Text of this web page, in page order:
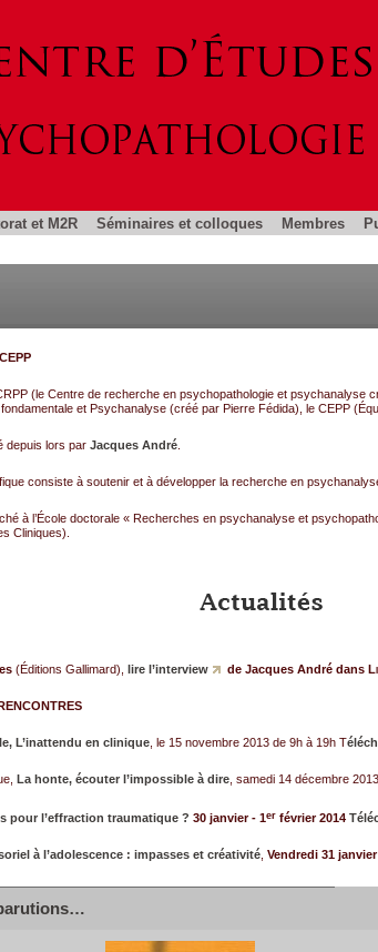
et M2R Séminaires et colloques Membres
(le Centre de recherche en psychopathologie et psychanalyse
et Psychanalyse (créé par Pierre Fédida), le CEPP
depuis lors par Jacques André
consiste à soutenir et à développer la recherche en
à l’École doctorale « Recherches en psychanalyse et
Cliniques).
(Éditions Gallimard), lire l’interview de Jacques André dans
L’inattendu en clinique , le 15 novembre 2013 de 9h à 19h T
La honte, écouter l’impossible à dire , samedi 14 décembre 2013
pour l’effraction traumatique ? 30 janvier - 1er février 2014
à l’adolescence : impasses et créativité Vendredi 31 janvier